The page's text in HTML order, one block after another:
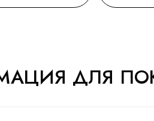
ДЛЯ